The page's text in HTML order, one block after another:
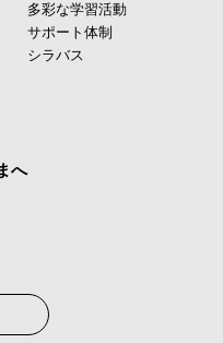
多彩な学習活動
サポート体制
シラバス
へ